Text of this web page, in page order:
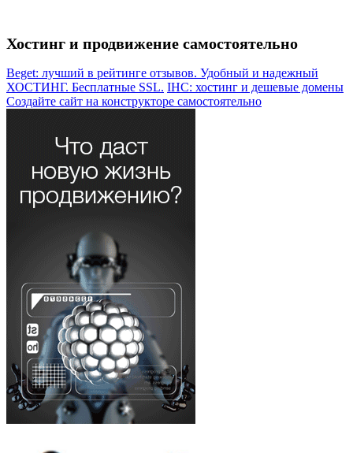
Хостинг и продвижение самостоятельно
Beget: лучший в рейтинге отзывов. Удобный и надежный
ХОСТИНГ. Бесплатные SSL. IHC: хостинг и дешевые домены
Создайте сайт на конструкторе самостоятельно